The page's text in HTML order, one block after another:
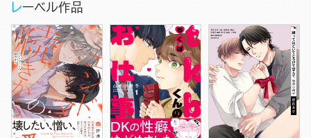
レーベル作品